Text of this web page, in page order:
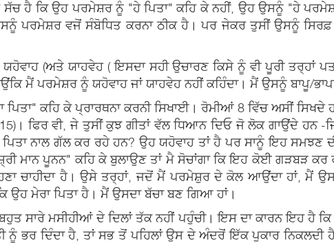
ਸੱਚ ਹੈ ਕਿ ਉਹ ਪਰਮੇਸ਼ਰ ਨੂੰ "ਹੇ ਪਿਤਾ" ਕਹਿ ਕੇ ਨਹੀਂ, ਉਹ ਉਸਨੂੰ "ਹੇ
ਪਰਮੇਸ਼ਰ ਵਜੋਂ ਸੰਬੋਧਿਤ ਕਰਨਾ ਠੀਕ ਹੈ। ਪਰ ਜੇਕਰ ਤੁਸੀਂ ਉਸਨੂੰ ਸਿਰਫ਼
(ਅਤੇ ਯਾਹਵੇਹ ( ਇਸਦਾ ਸਹੀ ਉਚਾਰਣ ਕਿਸੇ ਨੂੰ ਵੀ ਪੂਰੀ ਤਰ੍ਹਾਂ
ਮੈਂ ਪਰਮੇਸ਼ਰ ਨੂੰ ਯਹੋਵਾਹ ਜਾਂ ਯਾਹਵੇਹ ਨਹੀਂ ਕਹਿੰਦਾ। ਮੈਂ ਉਸਨੂੰ ਬਾਪੂ/ਭਾਪਾ
ਪਿਤਾ" ਕਹਿ ਕੇ ਪ੍ਰਾਰਥਨਾ ਕਰਨੀ ਸਿਖਾਈ। ਰੋਮੀਆਂ 8 ਵਿੱਚ ਅਸੀਂ
ਫਿਰ ਵੀ, ਜੇ ਤੁਸੀਂ ਕੁਝ ਗੀਤਾਂ ਵੱਲ ਧਿਆਨ ਦਿਓ ਜੋ ਲੋਕ ਗਾਉਂਦੇ ਹਨ -
ਨਾਲ ਗੱਲ ਕਰ ਰਹੇ ਹਨ? ਉਹ ਯਹੋਵਾਹ ਤਾਂ ਹੈ ਪਰ ਸਾਨੂੰ ਇਹ ਸਮਝਣ
ਮਾਨ ਪੂਨਨ" ਕਹਿ ਕੇ ਬੁਲਾਉਣ ਤਾਂ ਮੈ ਸੋਚਾਂਗਾ ਕਿ ਇਹ ਕੋਈ ਗੜਬੜ ਕਰ
ਚਾਹੀਦਾ ਹੈ। ਉਸੇ ਤਰ੍ਹਾਂ, ਜਦੋਂ ਮੈਂ ਪਰਮੇਸ਼ੁਰ ਦੇ ਕੋਲ ਆਉਂਦਾ ਹਾਂ, ਮੈਂ
ਉਹ ਮੇਰਾ ਪਿਤਾ ਹੈ। ਮੈਂ ਉਸਦਾ ਬੱਚਾ ਬਣ ਗਿਆ ਹਾਂ।
ਸਾਰੇ ਮਸੀਹੀਆਂ ਦੇ ਦਿਲਾਂ ਤੱਕ ਨਹੀਂ ਪਹੁੰਚੀ। ਇਸ ਦਾ ਕਾਰਨ ਇਹ
ਭਰ ਦਿੰਦਾ ਹੈ, ਤਾਂ ਸਭ ਤੋਂ ਪਹਿਲਾਂ ਉਸ ਦੇ ਅੰਦਰੋਂ ਇੱਕ ਪੁਕਾਰ ਨਿਕਲਦੀ ਹੈ